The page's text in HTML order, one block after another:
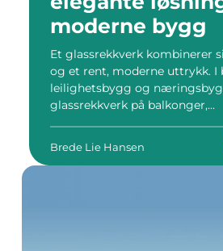
moderne bygg
Et glassrekkverk kombinerer
og et rent, moderne uttrykk. I
leilighetsbygg og
glassrekkverk på balkonger,...
Brede Lie Hansen